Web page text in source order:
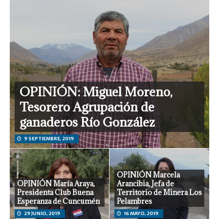
OPINIÓN: Miguel Moreno,
Tesorero Agrupación de
ganaderos Río González
9 SEPTIEMBRE, 2019
OPINIÓN María Araya,
Presidenta Club Buena
Esperanza de Cuncumén
29 JUNIO, 2019
OPINIÓN Marcela
Arancibia, Jefa de
Territorio de Minera Los
Pelambres
16 MAYO, 2019